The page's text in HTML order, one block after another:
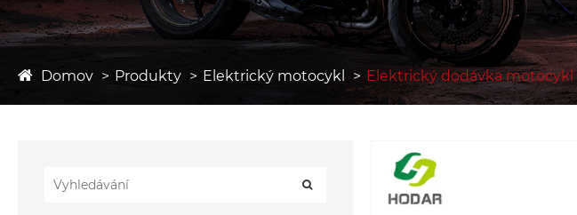
Domov Produkty Elektrický motocykl Elektrický dodávka motocykl